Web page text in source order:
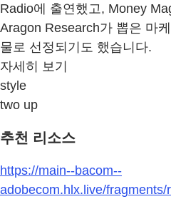
Radio에 출연했고, Money
Aragon Research가 뽑은 마
물로 선정되기도 했습니다.
자세히 보기
style
two up
추천 리소스
https://main--bacom--
adobecom.hlx.live/